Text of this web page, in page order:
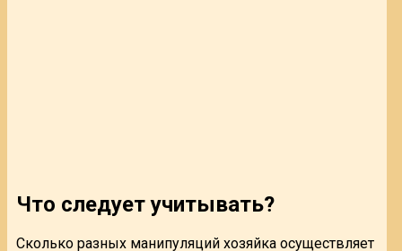
Что следует учитывать?
Сколько разных манипуляций хозяйка осуществляет